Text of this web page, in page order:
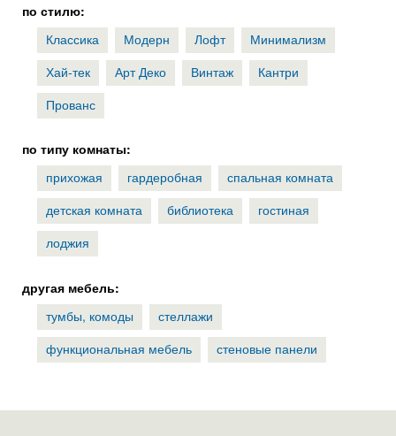
по стилю:
Классика
Модерн Лофт
Минимализм
Хай-тек
Арт Деко Винтаж
Кантри
Прованс
по типу комнаты:
прихожая
гардеробная
спальная комната
детская комната
библиотека
гостиная
лоджия
другая мебель:
тумбы, комоды
стеллажи
функциональная мебель
стеновые панели